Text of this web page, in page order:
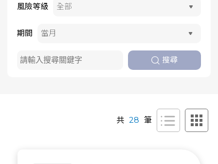
風險等級
期間
搜尋
共 28 筆